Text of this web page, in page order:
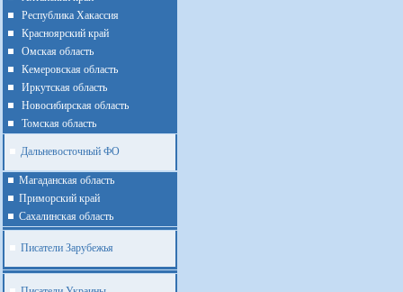
Республика Хакассия
Красноярский край
Омская область
Кемеровская область
Иркутская область
Новосибирская область
Томская область
Дальневосточный ФО
Магаданская область
Приморский край
Cахалинская область
Писатели Зарубежья